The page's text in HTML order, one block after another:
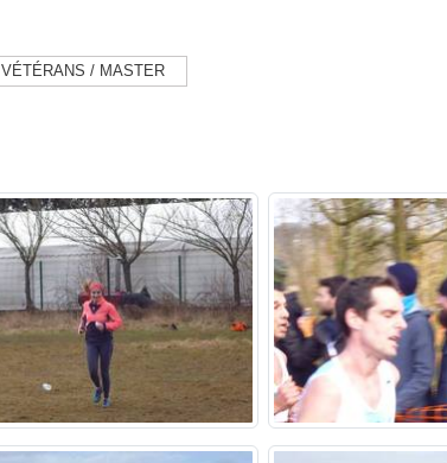
VÉTÉRANS / MASTER